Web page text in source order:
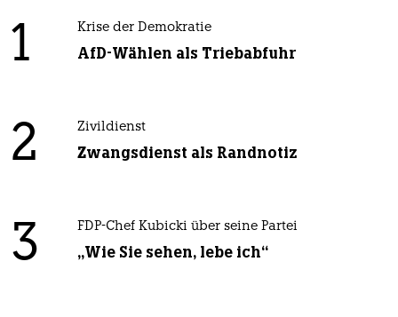
1 Krise der Demokratie
AfD-Wählen als Triebabfuhr
2 Zivildienst
Zwangsdienst als Randnotiz
3 FDP-Chef Kubicki über seine Partei
„Wie Sie sehen, lebe ich“